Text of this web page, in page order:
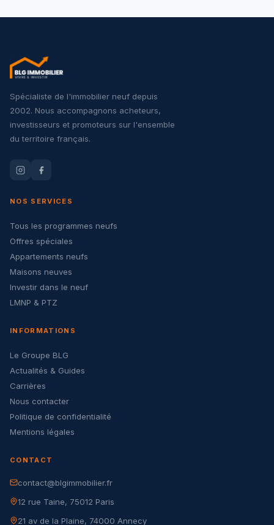
Spécialiste de l'immobilier neuf depuis
2002. Nous accompagnons acheteurs,
investisseurs et promoteurs sur l'ensemble
du territoire français.
NOS SERVICES
Tous les programmes neufs
Offres spéciales
Appartements neufs
Maisons neuves
Investir dans le neuf
LMNP & PTZ
INFORMATIONS
Le Groupe BLG
Actualités & Guides
Carrières
Nous contacter
Politique de confidentialité
Mentions légales
CONTACT
contact@blgimmobilier.fr
12 rue Taine, 75012 Paris
21 av de la Plaine, 74000 Annecy